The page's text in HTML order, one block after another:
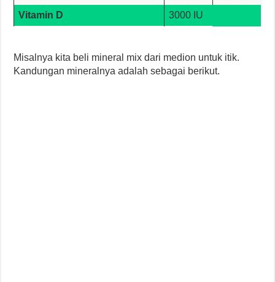
Vitamin D 3000 IU
Misalnya kita beli mineral mix dari medion untuk itik.
Kandungan mineralnya adalah sebagai berikut.